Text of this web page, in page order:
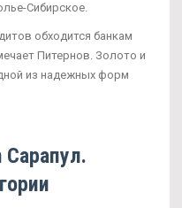
Сибирское.
обходится банкам
Питернов. Золото и
из надежных форм
Сарапул.